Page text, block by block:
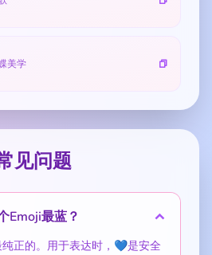
美学
见问题
Emoji最蓝？
正的。用于表达时，💙是安全